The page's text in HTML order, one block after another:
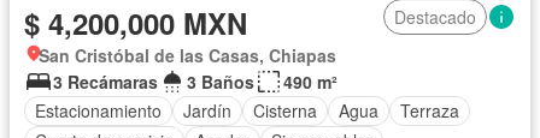
$ 4,200,000 MXN
Destacado
San Cristóbal de las Casas, Chiapas
3 Recámaras
3 Baños
490 m²
Estacionamiento
Jardín Cisterna Agua
Terraza